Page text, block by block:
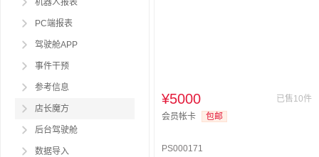
机器人报表
PC端报表
驾驶舱APP
事件干预
参考信息
店长魔方
后台驾驶舱
数据导入
¥5000
已售10件
会员帐卡
包邮
PS000171